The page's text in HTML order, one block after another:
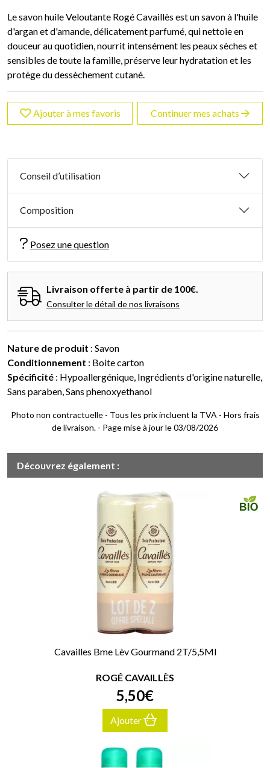
Le savon huile Veloutante Rogé Cavaillès est un savon à l'huile
d'argan et d'amande, délicatement parfumé, qui nettoie en
douceur au quotidien, nourrit intensément les peaux sèches et
sensibles de toute la famille, préserve leur hydratation et les
protège du dessèchement cutané.
Ajouter à mes favoris Continuer mes achats
Conseil d’utilisation
Composition
Posez une question
Livraison offerte à partir de 100€.
Consulter le détail de nos livraisons
Nature de produit : Savon
Conditionnement : Boite carton
Spécificité : Hypoallergénique, Ingrédients d'origine naturelle,
Sans paraben, Sans phenoxyethanol
Photo non contractuelle - Tous les prix incluent la TVA - Hors frais
de livraison. - Page mise à jour le 03/08/2026
Découvrez également :
Cavailles Bme Lèv Gourmand 2T/5,5Ml
ROGÉ CAVAILLÈS
5,50€
Ajouter